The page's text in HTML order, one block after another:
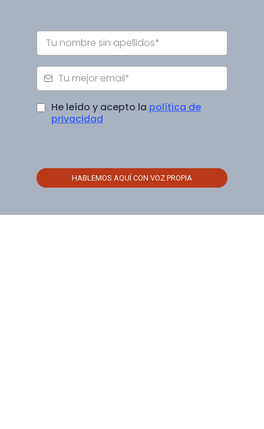
He leído y acepto la política de
privacidad
HABLEMOS AQUÍ CON VOZ PROPIA